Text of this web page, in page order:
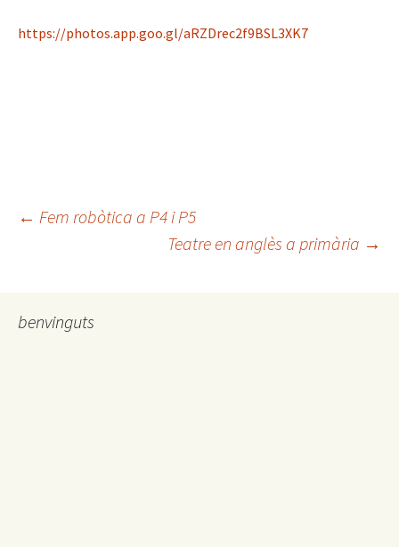
https://photos.app.goo.gl/aRZDrec2f9BSL3XK7
Navegació
pels
← Fem robòtica a P4 i P5
Teatre en anglès a primària →
benvinguts